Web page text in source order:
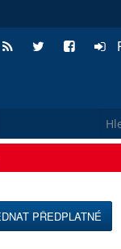
PŘEDPLATNÉ